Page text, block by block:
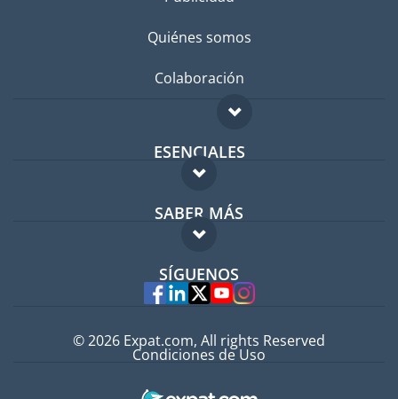
Quiénes somos
Colaboración
ESENCIALES
Foro para expatriados
Guía para expatriados
Trabajos en el extranjero
SABER MÁS
FAQ
Expertos
SÍGUENOS
© 2026 Expat.com, All rights Reserved
Condiciones de Uso